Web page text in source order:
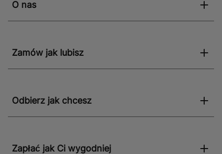
O nas
Zamów jak lubisz
Odbierz jak chcesz
Zapłać jak Ci wygodniej